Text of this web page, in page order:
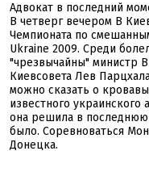
Адвокат в последний
В четверг вечером В
Чемпионата по
Ukraine 2009. Среди
"чрезвычайны" министр
Киевсовета Лев
можно сказать о
известного украинского
она решила в последнюю
было. Соревноваться
Донецка.